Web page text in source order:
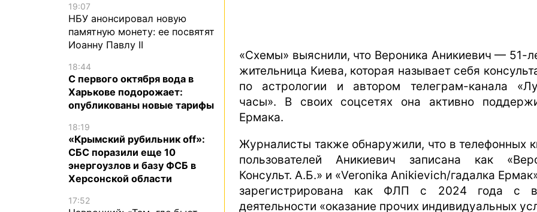
«Схемы» выяснили, что Вероника Аникиевич — 51-
жительница Киева, которая называет себя
по астрологии и автором телеграм-канала
часы». В своих соцсетях она активно
Ермака.
Журналисты также обнаружили, что в телефонных
пользователей Аникиевич записана как
Консульт. А.Б.» и «Veronika Anikievich/гадалка
зарегистрирована как ФЛП с 2024 года с
деятельности «оказание прочих индивидуальных
19:07
НБУ анонсировал новую
памятную монету: ее посвятят
Иоанну Павлу II
18:44
С первого октября вода в
Харькове подорожает:
опубликованы новые тарифы
18:19
«Крымский рубильник off»:
СБС поразили еще 10
энергоузлов и базу ФСБ в
Херсонской области
17:52